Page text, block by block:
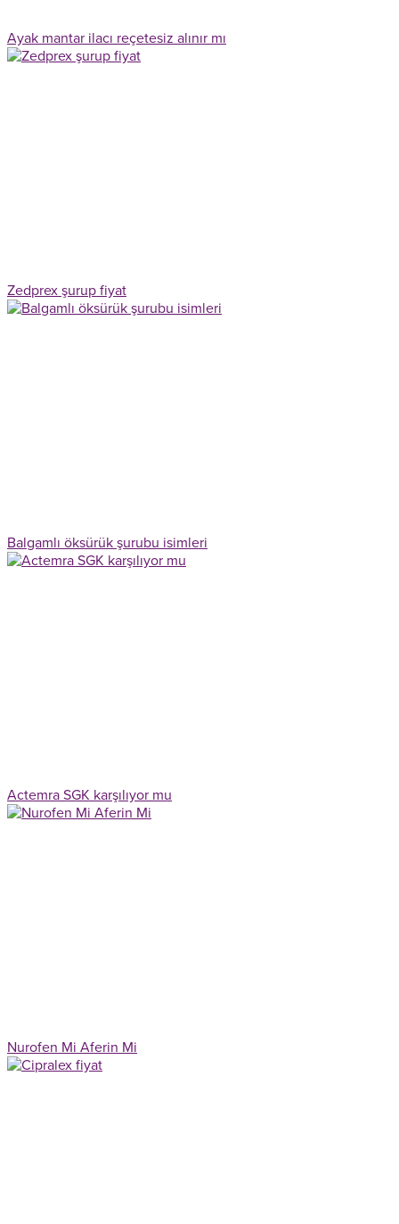
Ayak mantar ilacı reçetesiz alınır mı
Zedprex şurup fiyat
Balgamlı öksürük şurubu isimleri
Actemra SGK karşılıyor mu
Nurofen Mi Aferin Mi